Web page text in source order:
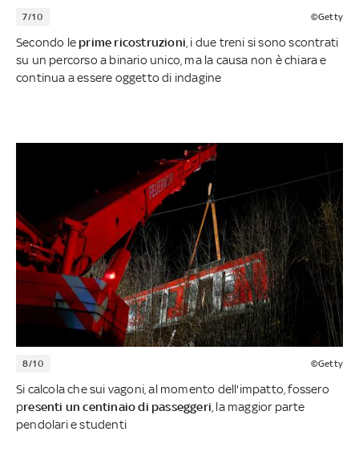
7/10 ©Getty
Secondo le prime ricostruzioni , i due treni si sono scontrati
su un percorso a binario unico, ma la causa non è chiara e
continua a essere oggetto di indagine
8/10 ©Getty
Si calcola che sui vagoni, al momento dell'impatto, fossero
presenti un centinaio di passeggeri, la maggior parte
pendolari e studenti